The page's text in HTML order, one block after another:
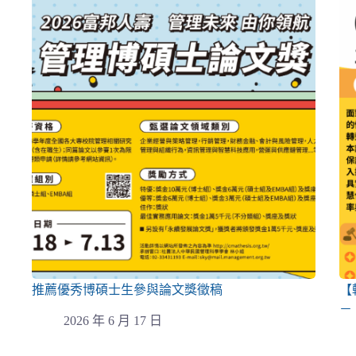
推薦優秀博碩士生參與論文獎徵稿
2026 年 6 月 17 日
－